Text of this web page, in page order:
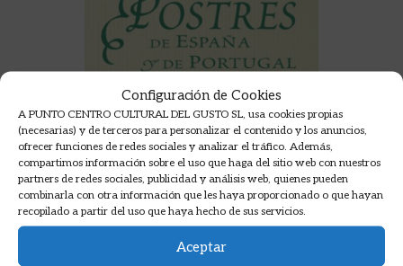
Configuración de Cookies
A PUNTO CENTRO CULTURAL DEL GUSTO SL, usa cookies propias
(necesarias) y de terceros para personalizar el contenido y los anuncios,
ofrecer funciones de redes sociales y analizar el tráfico. Además,
compartimos información sobre el uso que haga del sitio web con nuestros
partners de redes sociales, publicidad y análisis web, quienes pueden
combinarla con otra información que les haya proporcionado o que hayan
recopilado a partir del uso que haya hecho de sus servicios.
Aceptar